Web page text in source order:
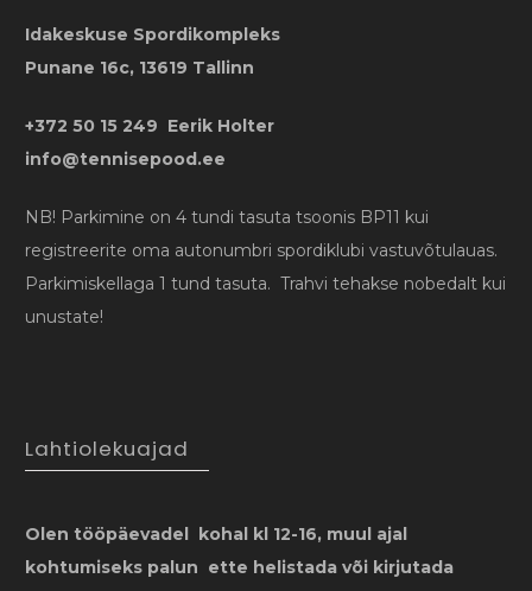
Idakeskuse Spordikompleks
Punane 16c, 13619 Tallinn
+372 50 15 249 Eerik Holter
info@tennisepood.ee
NB! Parkimine on 4 tundi tasuta tsoonis BP11 kui
registreerite oma autonumbri spordiklubi vastuvõtulauas.
Parkimiskellaga 1 tund tasuta. Trahvi tehakse nobedalt kui
unustate!
Lahtiolekuajad
Olen tööpäevadel kohal kl 12-16, muul ajal
kohtumiseks palun ette helistada või kirjutada